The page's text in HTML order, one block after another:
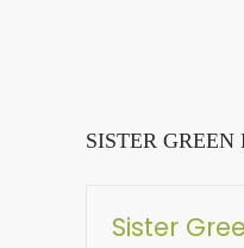
SISTER
Sister